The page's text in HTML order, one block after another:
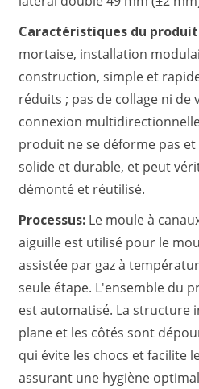
Caractéristiques du
mortaise, installation
construction, simple et
réduits ; pas de collage ni de
connexion
produit ne se déforme pas
solide et durable, et peut
démonté et réutilisé.
Processus:Le moule à
aiguille est utilisé pour le
assistée par gaz à
seule étape. L'ensemble du
est automatisé. La structure
plane et les côtés sont
qui évite les chocs et facilite
assurant une hygiène